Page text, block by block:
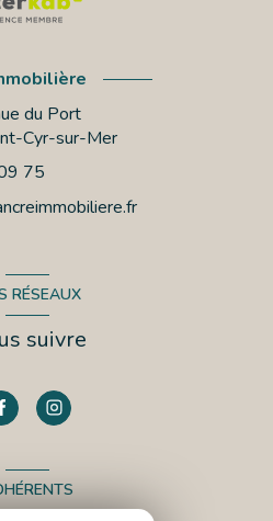
du Port
Cyr-sur-Mer
75
RÉSEAUX
suivre